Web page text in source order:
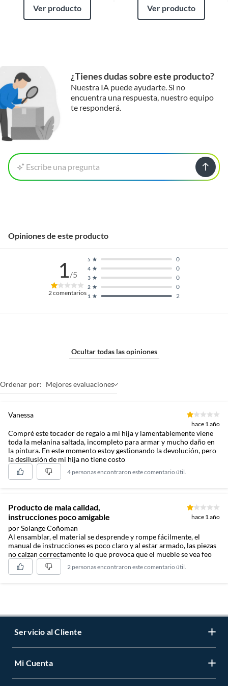
Ver producto Ver producto
¿Tienes dudas sobre este producto?
Nuestra IA puede ayudarte. Si no
encuentra una respuesta, nuestro equipo
te responderá.
Escribe una pregunta
Opiniones de este producto
1/5
2comentarios 1 2
2 0
3 0
4 0
5 0
Ocultar todas las opiniones
Ordenar por: Mejores evaluaciones
Vanessa
hace 1 año
Compré este tocador de regalo a mi hija y lamentablemente viene
toda la melanina saltada, incompleto para armar y mucho daño en
la pintura. En este momento estoy gestionando la devolución, pero
la desilusión de mi hija no tiene costo
4 personas encontraron este comentario útil.
Producto de mala calidad,
instrucciones poco amigable
por Solange Coñoman
hace 1 año
Al ensamblar, el material se desprende y rompe fácilmente, el
manual de instrucciones es poco claro y al estar armado, las piezas
no calzan correctamente lo que provoca que el mueble se vea feo
2 personas encontraron este comentario útil.
Servicio al Cliente
Contáctanos
Mi Cuenta